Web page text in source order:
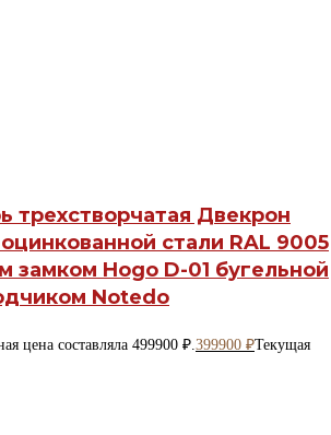
трехстворчатая Двекрон
стали RAL 9005
замком Hogo D-01 бугельной
Notedo
цена составляла 499900 ₽. 399900 ₽Текущая